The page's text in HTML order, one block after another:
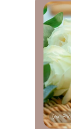
(ex: